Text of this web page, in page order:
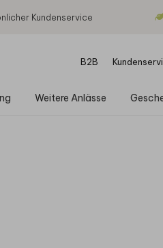
Kundenservice
B2B
Weitere Anlässe